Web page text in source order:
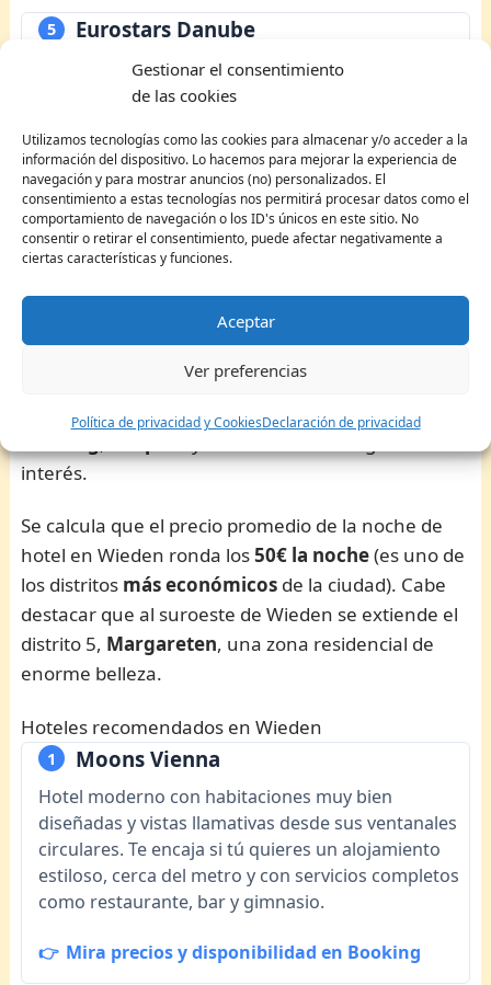
Gestionar el consentimiento
de las cookies
Utilizamos tecnologías como las cookies para almacenar y/o acceder a la
información del dispositivo. Lo hacemos para mejorar la experiencia de
navegación y para mostrar anuncios (no) personalizados. El
consentimiento a estas tecnologías nos permitirá procesar datos como el
comportamiento de navegación o los ID's únicos en este sitio. No
consentir o retirar el consentimiento, puede afectar negativamente a
ciertas características y funciones.
Aceptar
Ver preferencias
Política de privacidad y CookiesDeclaración de privacidad
5 Eurostars Danube
Cómodo y con buena nota, una opción equilibrada
si tú buscas habitaciones agradables y conexión
Reserva tus fechas en Booking
Wieden (distrito 4)
El distrito 4 de Viena,Wieden
mejores zonas para alojarse en Viena. Es un
distrito muy tranquilo y, al igual que Landstrasse,
. Algunos de los atractivos de la zona
(y sus cercanías) son el fantásticoPalacio
interés.
Se calcula que el precio promedio de la noche de
hotel en Wieden ronda los50€ la noche(es uno de
los distritos más económicos de la ciudad). Cabe
destacar que al suroeste de Wieden se extiende el
distrito 5, Margareten, una zona residencial de
enorme belleza.
Hoteles recomendados en Wieden
1 Moons Vienna
Hotel moderno con habitaciones muy bien
diseñadas y vistas llamativas desde sus ventanales
circulares. Te encaja si tú quieres un alojamiento
estiloso, cerca del metro y con servicios completos
como restaurante, bar y gimnasio.
Mira precios y disponibilidad en Booking